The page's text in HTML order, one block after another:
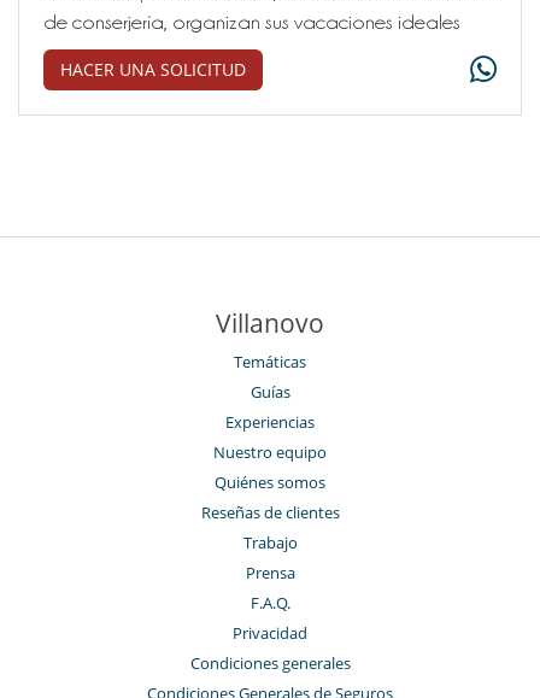
de conserjería, organizan sus vacaciones ideales
HACER UNA SOLICITUD
Villanovo
Temáticas
Guías
Experiencias
Nuestro equipo
Quiénes somos
Reseñas de clientes
Trabajo
Prensa
F.A.Q.
Privacidad
Condiciones generales
Condiciones Generales de Seguros